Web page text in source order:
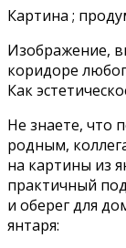
Картина ;
Изображение,
коридоре
Как
Не знаете, что
родным,
на картины из
практичный
и оберег для
янтаря: